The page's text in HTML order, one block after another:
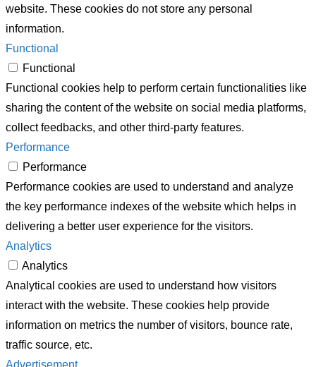
website. These cookies do not store any personal
information.
Functional
Functional
Functional cookies help to perform certain functionalities like
sharing the content of the website on social media platforms,
collect feedbacks, and other third-party features.
Performance
Performance
Performance cookies are used to understand and analyze
the key performance indexes of the website which helps in
delivering a better user experience for the visitors.
Analytics
Analytics
Analytical cookies are used to understand how visitors
interact with the website. These cookies help provide
information on metrics the number of visitors, bounce rate,
traffic source, etc.
Advertisement